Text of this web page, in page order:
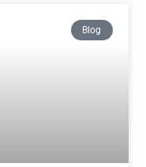
Blog